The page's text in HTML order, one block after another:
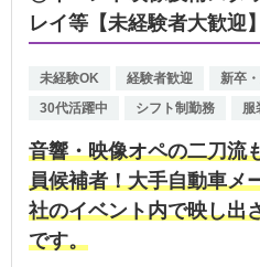
レイ等【未経験者大歓迎】
未経験OK 経験者歓迎 新卒
30代活躍中
シフト制勤務 服
音響・映像オペの二刀流
員候補者！大手自動車メ
社のイベント内で映し出
です。